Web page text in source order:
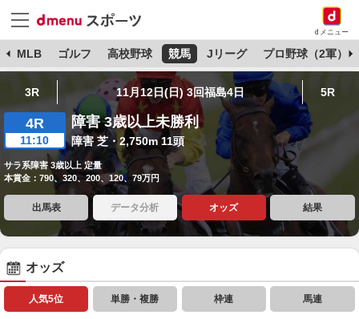
dメニュー
MLB ゴルフ 高校野球 競馬 Jリーグ プロ野球（2軍）
3R 11月12日(日) 3回福島4日 5R
4R
11:10
障害 3歳以上未勝利
障害 芝・2,750m 11頭
サラ系障害 3歳以上 定量
本賞金：790、320、200、120、79万円
出馬表 データ分析 オッズ 結果
オッズ
人気5位 単勝・複勝 枠連 馬連